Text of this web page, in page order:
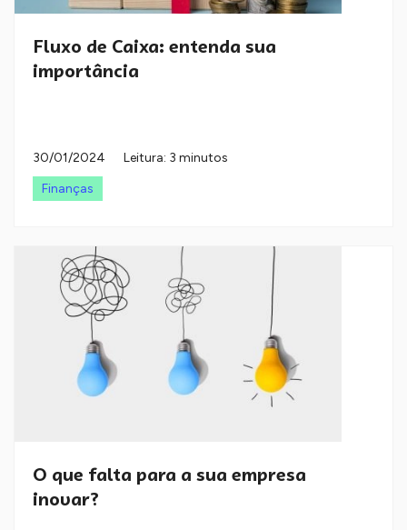
Fluxo de Caixa: entenda sua
importância
30/01/2024
Leitura: 3 minutos
Finanças
O que falta para a sua empresa
inovar?